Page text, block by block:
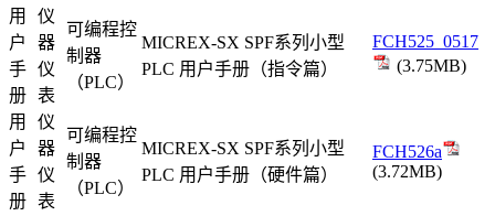
用
户
手
册
仪
器
仪
表
可编程控
制器
（PLC）
MICREX-SX SPF系列小型
PLC 用户手册（指令篇）
FCH525_0517
(3.75MB)
用
户
手
册
仪
器
仪
表
可编程控
制器
（PLC）
MICREX-SX SPF系列小型
PLC 用户手册（硬件篇）
FCH526a
(3.72MB)